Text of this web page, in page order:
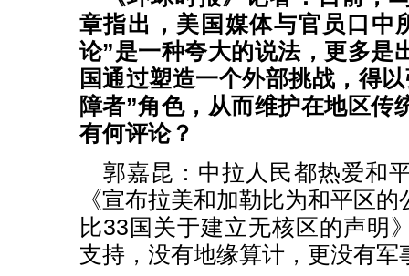
章指出，美国媒体与官员口中
论”是一种夸大的说法，更多是
国通过塑造一个外部挑战，得
障者”角色，从而维护在地区传
有何评论？
郭嘉昆：中拉人民都热爱和
《宣布拉美和加勒比为和平区
比33国关于建立无核区的声明
支持，没有地缘算计，更没有军